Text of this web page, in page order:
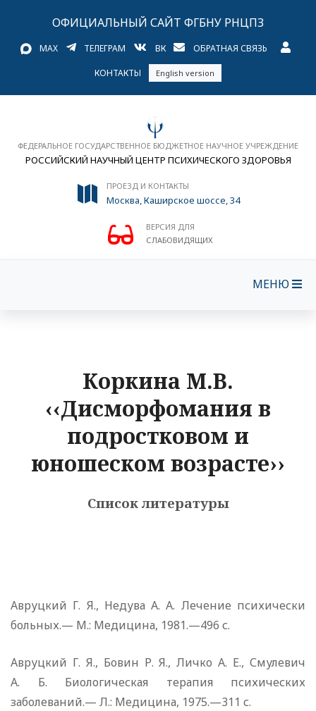
ОФИЦИАЛЬНЫЙ САЙТ ФГБНУ РНЦПЗ
MAX ТЕЛЕГРАМ ВК ОБРАТНАЯ СВЯЗЬ
КОНТАКТЫ English version
ФЕДЕРАЛЬНОЕ ГОСУДАРСТВЕННОЕ БЮДЖЕТНОЕ НАУЧНОЕ УЧРЕЖДЕНИЕ
РОССИЙСКИЙ НАУЧНЫЙ ЦЕНТР ПСИХИЧЕСКОГО ЗДОРОВЬЯ
ПРОЕЗД И КОНТАКТЫ
Москва, Каширское шоссе, 34
ВЕРСИЯ ДЛЯ
СЛАБОВИДЯЩИХ
МЕНЮ
Коркина М.В.
‹‹Дисморфомания в
подростковом и
юношеском возрасте››
Список литературы
Авруцкий Г. Я., Недува А. А. Лечение психически
больных.— М.: Медицина, 1981.—496 с.
Авруцкий Г. Я., Бовин Р. Я., Личко А. Е., Смулевич
А. Б. Биологическая терапия психических
заболеваний.— Л.: Медицина, 1975.—311 с.